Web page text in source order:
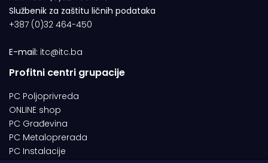
Službenik za zaštitu ličnih podataka
+387 (0)32 464-450
E-mail: itc@itc.ba
Profitni centri grupacije
PC Poljoprivreda
ONLINE shop
PC Građevina
PC Metaloprerada
PC Instalacije